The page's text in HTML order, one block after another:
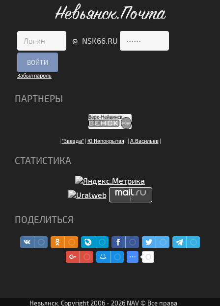
Невьянск.Почта
@ NSK66.RU
Забыл пароль
ПАРТНЕРЫ
| "Звезда"| Ю.Непокрытая| | А.Васильев|
СТАТИСТИКА
ПОДЕЛИТЬСЯ
Невьянск. Copyright 2006 - 2026 NAV © Все права